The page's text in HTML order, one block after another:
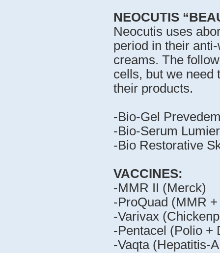
NEOCUTIS
Neocutis uses
period in their
creams. The
cells, but we need
their products.
-Bio-Gel
-Bio-Serum
-Bio Restorative
VACCINES:
-MMR II (Merck)
-ProQuad (MMR
-Varivax
-Pentacel (Polio +
-Vaqta (Hepatitis-